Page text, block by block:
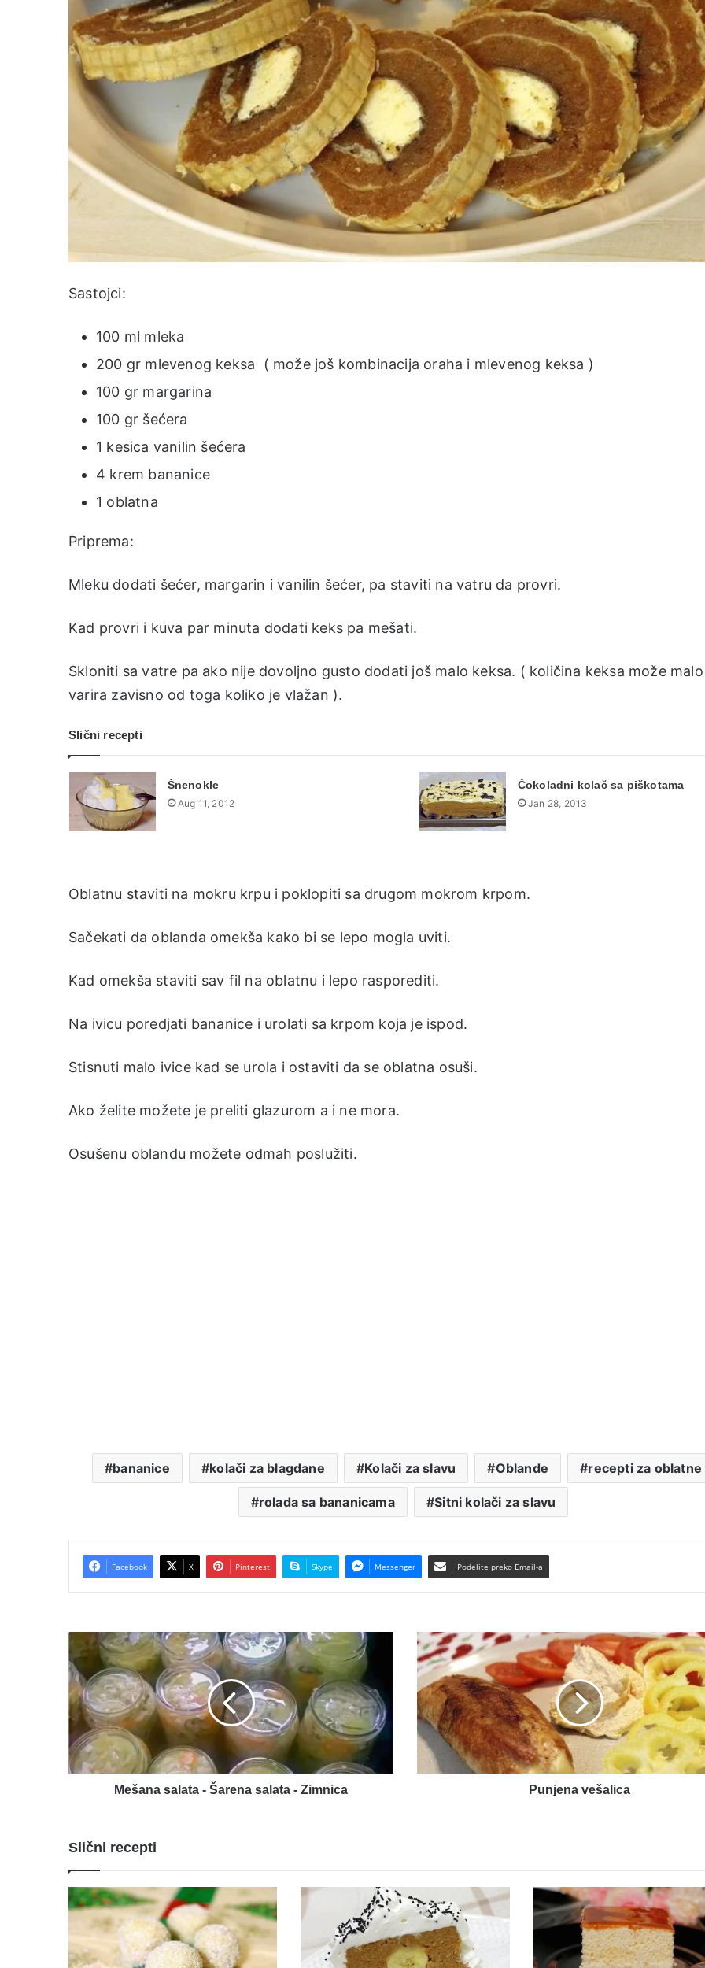
Sastojci:
100 ml mleka
200 gr mlevenog keksa ( može još kombinacija oraha i mlevenog keksa )
100 gr margarina
100 gr šećera
1 kesica vanilin šećera
4 krem bananice
1 oblatna
Priprema:
Mleku dodati šećer, margarin i vanilin šećer, pa staviti na vatru da provri.
Kad provri i kuva par minuta dodati keks pa mešati.
Skloniti sa vatre pa ako nije dovoljno gusto dodati još malo keksa. ( količina keksa može
varira zavisno od toga koliko je vlažan ).
Slični recepti
Šnenokle
Aug 11, 2012
Čokoladni kolač sa piškotama
Jan 28, 2013
Oblatnu staviti na mokru krpu i poklopiti sa drugom mokrom krpom.
Sačekati da oblanda omekša kako bi se lepo mogla uviti.
Kad omekša staviti sav fil na oblatnu i lepo rasporediti.
Na ivicu poredjati bananice i urolati sa krpom koja je ispod.
Stisnuti malo ivice kad se urola i ostaviti da se oblatna osuši.
Ako želite možete je preliti glazurom a i ne mora.
Osušenu oblandu možete odmah poslužiti.
bananice kolači za blagdane Kolači za slavu Oblande recepti za oblatne
rolada sa bananicama Sitni kolači za slavu
Facebook X Pinterest Skype Messenger Podelite preko Email-a
Mešana
salata
-
Šarena
salata
-
Zimnica
Mešana salata - Šarena salata - Zimnica
Punjena
vešalica
Punjena vešalica
Slični recepti